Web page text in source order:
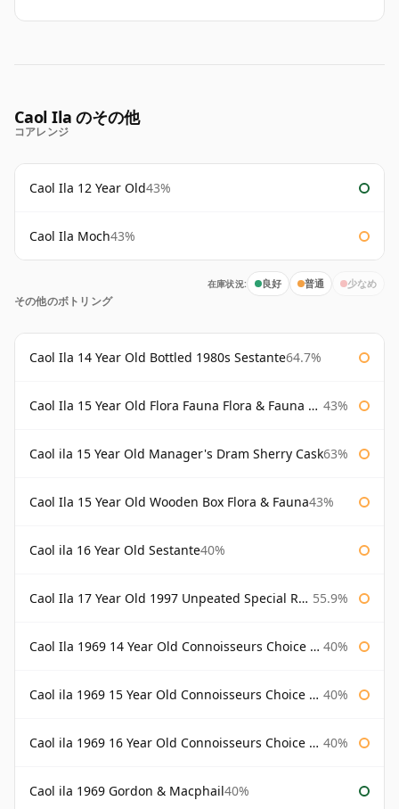
Caol Ila のその他
コアレンジ
Caol Ila 12 Year Old43%
Caol Ila Moch43%
在庫状況: 良好 普通 少なめ
その他のボトリング
Caol Ila 14 Year Old Bottled 1980s Sestante64.7%
Caol Ila 15 Year Old Flora Fauna Flora & Fauna Flora 43%
Caol ila 15 Year Old Manager's Dram Sherry Cask63%
Caol Ila 15 Year Old Wooden Box Flora & Fauna43%
Caol ila 16 Year Old Sestante40%
Caol Ila 17 Year Old 1997 Unpeated Special Release 2015 55.9%
Caol Ila 1969 14 Year Old Connoisseurs Choice Gordon & Macphail 40%
Caol ila 1969 15 Year Old Connoisseurs Choice Gordon & Macphail 40%
Caol ila 1969 16 Year Old Connoisseurs Choice Gordon & Macphail 40%
Caol ila 1969 Gordon & Macphail40%